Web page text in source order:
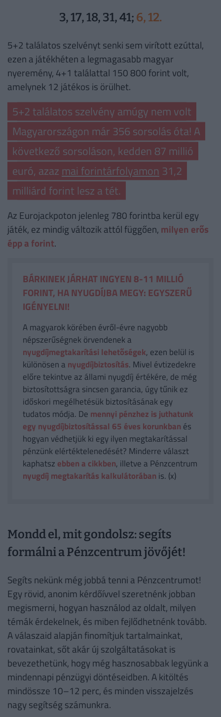
3, 17, 18, 31, 41; 6, 12.
5+2 találatos szelvényt senki sem virított ezúttal,
ezen a játékhéten a legmagasabb magyar
nyeremény, 4+1 találattal 150 800 forint volt,
amelynek 12 játékos is örülhet.
5+2 találatos szelvény amúgy nem volt
Magyarországon már 356 sorsolás óta! A
következő sorsoláson, kedden 87 millió
euró, azaz mai forintárfolyamon 31,2
milliárd forint lesz a tét.
Az Eurojackpoton jelenleg 780 forintba kerül egy
játék, ez mindig változik attól függően, milyen erős
épp a forint.
BÁRKINEK JÁRHAT INGYEN 8-11 MILLIÓ
FORINT, HA NYUGDÍJBA MEGY: EGYSZERŰ
IGÉNYELNI!
A magyarok körében évről-évre nagyobb
népszerűségnek örvendenek a
nyugdíjmegtakarítási lehetőségek, ezen belül is
különösen a nyugdíjbiztosítás. Mivel évtizedekre
előre tekintve az állami nyugdíj értékére, de még
biztosítottságra sincsen garancia, úgy tűnik ez
időskori megélhetésük biztosításának egy
tudatos módja. De mennyi pénzhez is juthatunk
egy nyugdíjbiztosítással 65 éves korunkban és
hogyan védhetjük ki egy ilyen megtakarítással
pénzünk elértéktelenedését? Minderre választ
kaphatsz ebben a cikkben, illetve a Pénzcentrum
nyugdíj megtakarítás kalkulátorában is. (x)
Mondd el, mit gondolsz: segíts
formálni a Pénzcentrum jövőjét!
Segíts nekünk még jobbá tenni a Pénzcentrumot!
Egy rövid, anonim kérdőívvel szeretnénk jobban
megismerni, hogyan használod az oldalt, milyen
témák érdekelnek, és miben fejlődhetnénk tovább.
A válaszaid alapján finomítjuk tartalmainkat,
rovatainkat, sőt akár új szolgáltatásokat is
bevezethetünk, hogy még hasznosabbak legyünk a
mindennapi pénzügyi döntéseidben. A kitöltés
mindössze 10–12 perc, és minden visszajelzés
nagy segítség számunkra.